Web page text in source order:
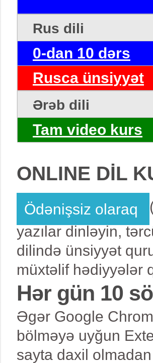
Rus dili
0-dan 10 dərs
Rusca ünsiyyət
Ərəb dili
Tam video kurs
ONLINE DİL
Ödənişsiz olaraq
yazılar dinləyin,
dilində ünsiyyət
müxtəlif hədiyyələr
Hər gün 10
Əgər Google
bölməyə uyğun
sayta daxil